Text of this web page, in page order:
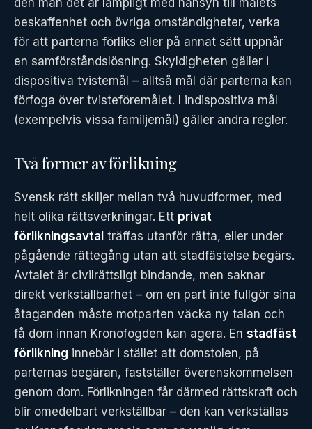
den mån det är lämpligt med hänsyn till målets
beskaffenhet och övriga omständigheter, verka
för att parterna förliks eller på annat sätt uppnår
en samförståndslösning. Skyldigheten gäller i
dispositiva tvistemål – alltså mål där parterna kan
förfoga över tvisteföremålet. I indispositiva mål
(exempelvis vissa familjemål) gäller andra regler.
Två former av förlikning
Svensk rätt skiljer mellan två huvudformer, med
helt olika rättsverkningar. Ett privat
förlikningsavtal träffas utanför rätta, eller under
pågående rättegång utan att stadfästelse begärs.
Avtalet är civilrättsligt bindande, men saknar
direkt verkställbarhet – om en part inte fullgör sina
åtaganden måste motparten väcka ny talan och
få dom innan Kronofogden kan agera. En stadfäst
förlikning innebär i stället att domstolen, på
parternas begäran, fastställer överenskommelsen
genom dom. Förlikningen får därmed rättskraft och
blir omedelbart verkställbar – den kan verkställas